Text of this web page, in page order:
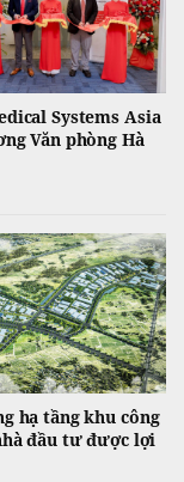
Systems Asia
Văn phòng Hà
hạ tầng khu công
đầu tư được lợi